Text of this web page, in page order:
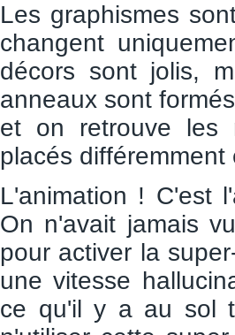
Les graphismes
changent
décors sont jolis,
anneaux sont
et on retrouve les
placés
L'animation ! C'est
On n'avait jamais
pour activer la
une vitesse
ce qu'il y a au sol